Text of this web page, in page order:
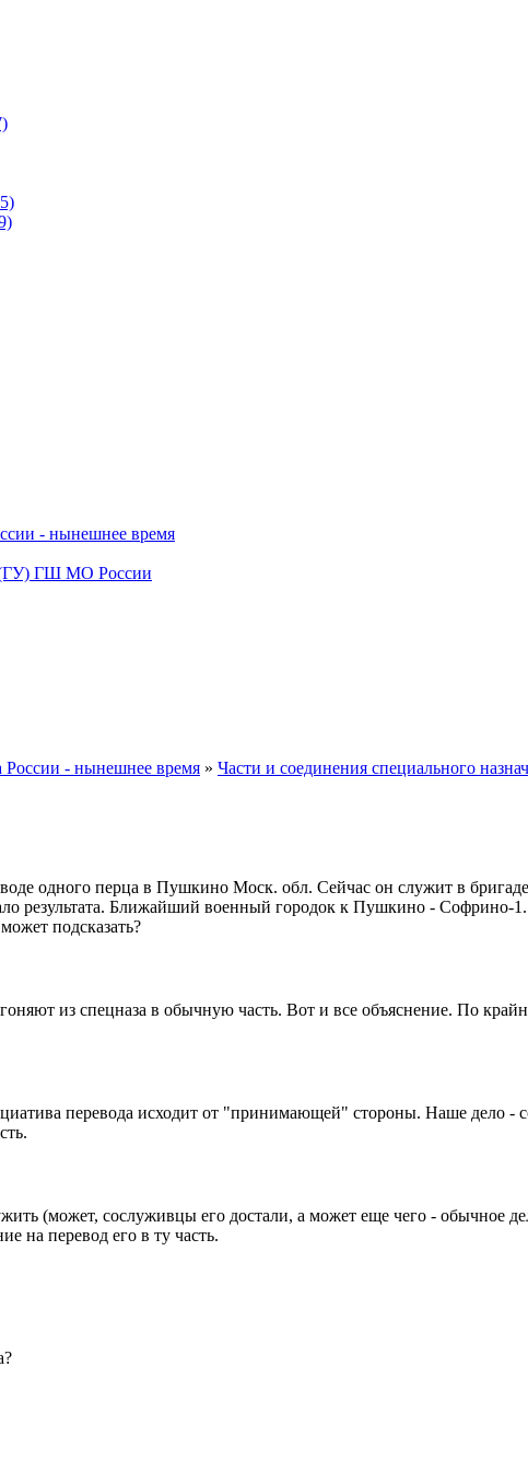
- нынешнее время
(ГУ) ГШ МО России
России - нынешнее время » Части и соединения специального
одного перца в Пушкино Моск. обл. Сейчас он служит в
результата. Ближайший военный городок к Пушкино - Софрино-
подсказать?
из спецназа в обычную часть. Вот и все объяснение. По
перевода исходит от "принимающей" стороны. Наше дело -
(может, сослуживцы его достали, а может еще чего - обычное
на перевод его в ту часть.